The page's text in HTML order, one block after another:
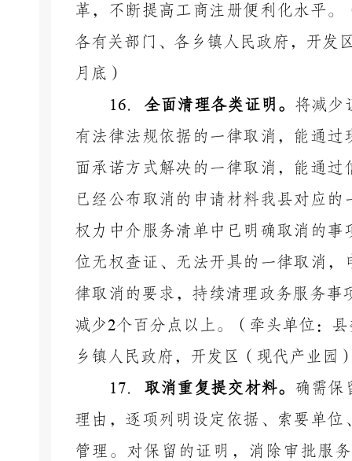
革，不断提高工商注册便利化水平
各有关部门、各乡镇人民政府，开发
月底）
16． 全面清理各类证明。 将减少
有法律法规依据的一律取消，能通
面承诺方式解决的一律取消，能通
已经公布取消的申请材料我县对应
权力中介服务清单中已明确取消的
位无权查证、无法开具的一律取消
律取消的要求，持续清理政务服务事
减少2个百分点以上。（牵头单位：
乡镇人民政府，开发区（现代产业园
17． 取消重复提交材料。 确需保
理由，逐项列明设定依据、索要单
管理。对保留的证明，消除审批服